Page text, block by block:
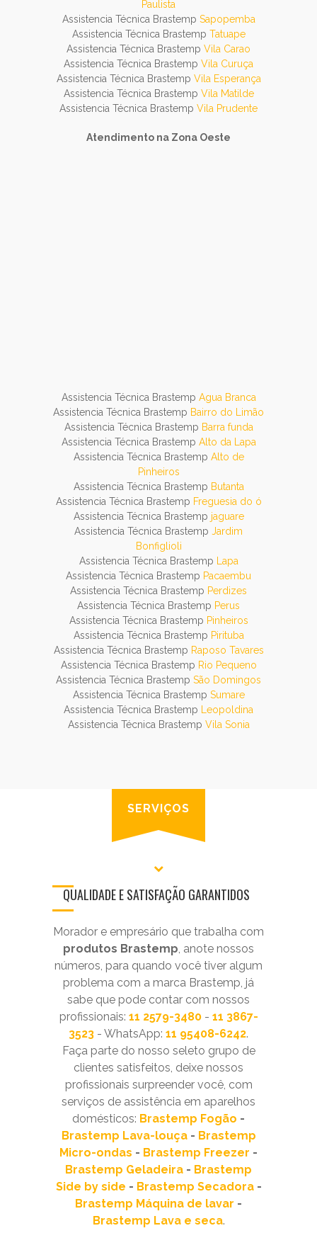
Paulista
Assistencia Técnica Brastemp Sapopemba
Assistencia Técnica Brastemp Tatuape
Assistencia Técnica Brastemp Vila Carao
Assistencia Técnica Brastemp Vila Curuça
Assistencia Técnica Brastemp Vila Esperança
Assistencia Técnica Brastemp Vila Matilde
Assistencia Técnica Brastemp Vila Prudente
Atendimento na Zona Oeste
Assistencia Técnica Brastemp Agua Branca
Assistencia Técnica Brastemp Bairro do Limão
Assistencia Técnica Brastemp Barra funda
Assistencia Técnica Brastemp Alto da Lapa
Assistencia Técnica Brastemp Alto de
Pinheiros
Assistencia Técnica Brastemp Butanta
Assistencia Técnica Brastemp Freguesia do ó
Assistencia Técnica Brastemp jaguare
Assistencia Técnica Brastemp Jardim
Bonfiglioli
Assistencia Técnica Brastemp
Lapa
Assistencia Técnica Brastemp Pacaembu
Assistencia Técnica Brastemp Perdizes
Assistencia Técnica Brastemp Perus
Assistencia Técnica Brastemp Pinheiros
Assistencia Técnica Brastemp Pirituba
Assistencia Técnica Brastemp Raposo Tavares
Assistencia Técnica Brastemp Rio Pequeno
Assistencia Técnica Brastemp São Domingos
Assistencia Técnica Brastemp Sumare
Assistencia Técnica Brastemp
Leopoldina
Assistencia Técnica Brastemp Vila Sonia
SERVIÇOS
QUALIDADE E SATISFAÇÃO GARANTIDOS
Morador e empresário que trabalha com
produtos Brastemp, anote nossos
números, para quando você tiver algum
problema com a marca Brastemp, já
sabe que pode contar com nossos
profissionais: 11 2579-3480- 11 3867-
3523 - WhatsApp: 11 95408-6242.
Faça parte do nosso seleto grupo de
clientes satisfeitos, deixe nossos
profissionais surpreender você, com
serviços de assistência em aparelhos
domésticos: Brastemp Fogão -
Brastemp Lava-louça- Brastemp
Micro-ondas - Brastemp Freezer -
Brastemp Geladeira - Brastemp
Side by side - Brastemp Secadora-
Brastemp Máquina de lavar -
Brastemp Lava e seca.